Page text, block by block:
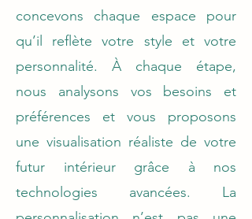
concevons chaque espace pour
qu’il reflète votre style et votre
personnalité. À chaque étape,
nous analysons vos besoins et
préférences et vous proposons
une visualisation réaliste de votre
futur intérieur grâce à nos
technologies avancées. La